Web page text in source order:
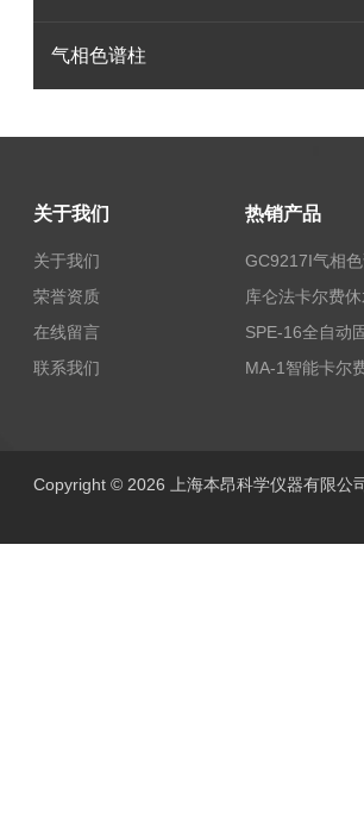
气相色谱柱
关于我们
关于我们
荣誉资质
在线留言
联系我们
热销产品
GC9217I气相
Copyright © 2026 上海本昂科学仪器有限公